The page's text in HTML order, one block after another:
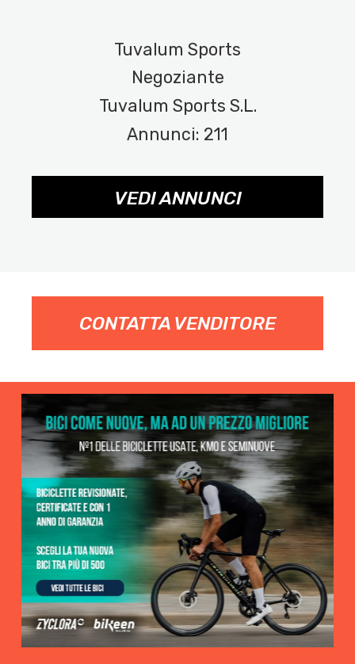
Tuvalum Sports
Negoziante
Tuvalum Sports S.L.
Annunci: 211
VEDI ANNUNCI
CONTATTA VENDITORE